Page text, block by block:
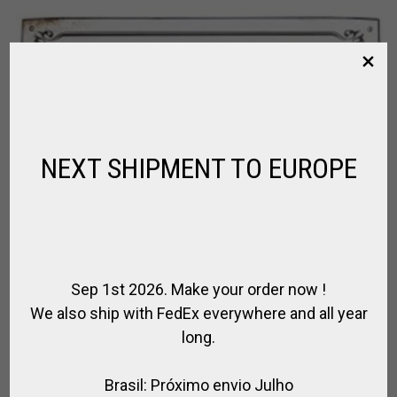
«CABALLERIZA»
NEXT SHIPMENT TO EUROPE
Sep 1st 2026. Make your order now !
We also ship with FedEx everywhere and all year
long.
Brasil: Próximo envio Julho